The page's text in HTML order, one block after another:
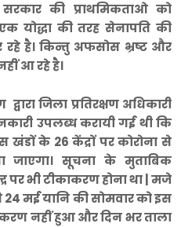
की प्राथमिकताओ को
योद्धा की तरह सेनापति की
है। किन्तु अफसोस भ्रष्ट और
आ रहे है।
जिला प्रतिरक्षण अधिकारी
उपलब्ध करायी गई थी कि
के 26 केंद्रों पर कोरोना से
जाएगा। सूचना के मुताबिक
पर भी टीकाकरण होना था | मजे
24 मई यानि की सोमवार को इस
नहीं हुआ और दिन भर ताला